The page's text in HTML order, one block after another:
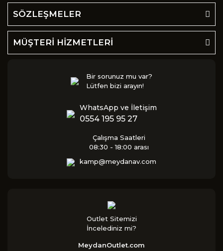
SÖZLEŞMELER
MÜŞTERİ HİZMETLERİ
Bir sorunuz mu var?
Lütfen bizi arayın!
WhatsApp ve İletişim
0554 195 95 27
Çalışma Saatleri
08:30 - 18:00 arası
kamp@meydanav.com
Outlet Sitemizi
İncelediniz mi?
MeydanOutlet.com